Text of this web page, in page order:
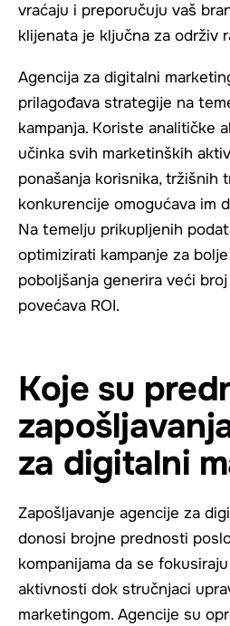
vraćaju i preporučuju vaš
klijenata je ključna za održiv
Agencija za digitalni
prilagođava strategije na
kampanja. Koriste analitičke
učinka svih marketinških
ponašanja korisnika, tržišnih
konkurencije omogućava im
Na temelju prikupljenih
optimizirati kampanje za
poboljšanja generira veći
povećava ROI.
Koje su
za digitalni
Zapošljavanje agencije za
donosi brojne prednosti
kompanijama da se
aktivnosti dok stručnjaci
marketingom. Agencije su